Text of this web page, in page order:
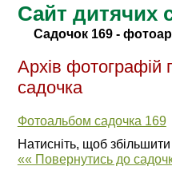
Сайт дитячих
Садочок 169 -
Архів фотографій
садочка
Фотоальбом садочка 169
Натисніть, щоб
«« Повернутись до